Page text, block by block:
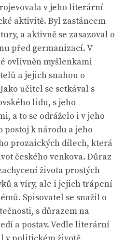
v jeho literární
aktivitě. Byl zastáncem
a aktivně se zasazoval o
před germanizací. V
ovlivněn myšlenkami
a jejich snahou o
učitel se setkával s
lidu, s jeho
a to se odráželo i v jeho
k národu a jeho
prozaických dílech, která
českého venkova. Důraz
života prostých
a víry, ale i jejich trápení
Spisovatel se snažil o
s důrazem na
a postav. Vedle literární